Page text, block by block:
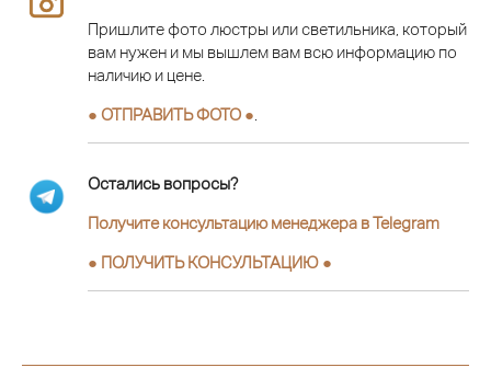
Пришлите фото люстры или светильника, который
вам нужен и мы вышлем вам всю информацию по
наличию и цене.
● ОТПРАВИТЬ ФОТО ●
Остались вопросы?
Получите консультацию менеджера в Telegram
● ПОЛУЧИТЬ КОНСУЛЬТАЦИЮ ●